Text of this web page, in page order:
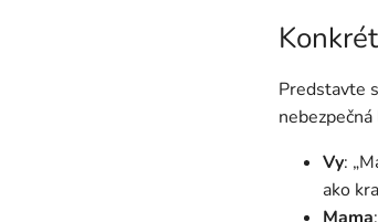
Predstavte
Vy:
ako